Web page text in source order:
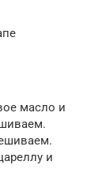
масло и
и